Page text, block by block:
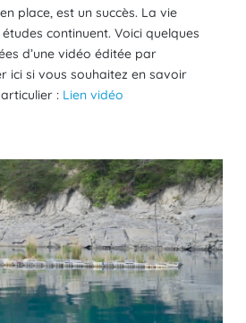
place, est un succès. La vie
études continuent. Voici quelques
d’une vidéo éditée par
ici si vous souhaitez en savoir
: Lien vidéo